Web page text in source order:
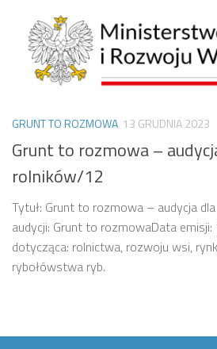
GRUNT TO ROZMOWA 13 GRUDNIA 2023
Grunt to rozmowa –
rolników/12
Tytuł: Grunt to rozmowa – audycja
audycji: Grunt to rozmowaData
dotycząca: rolnictwa, rozwoju wsi,
rybołówstwa ryb.